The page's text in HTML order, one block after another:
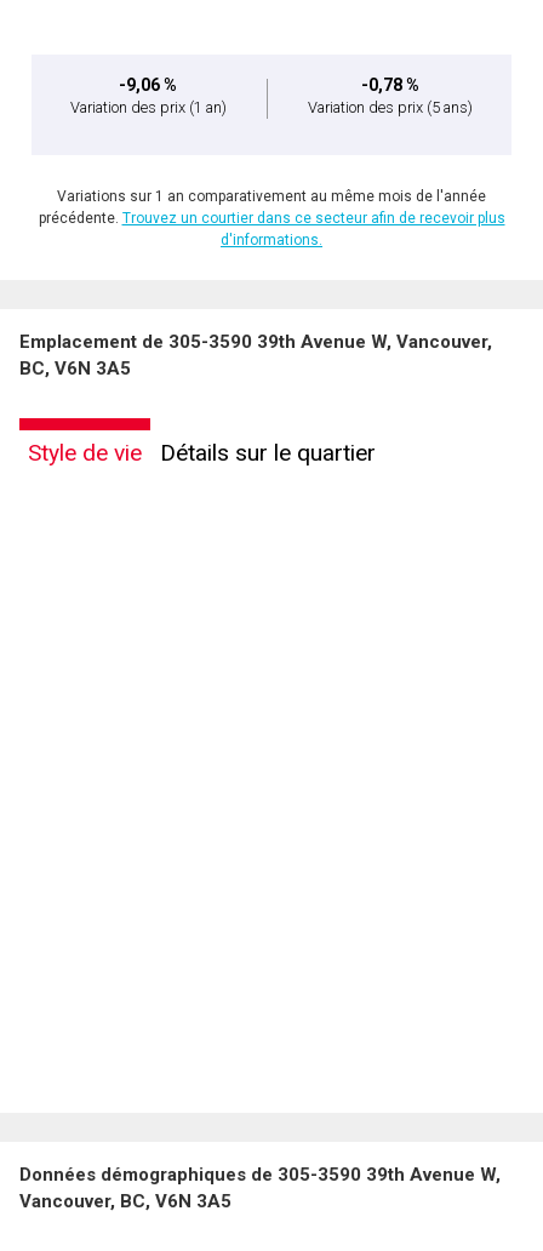
-9,06 %
Variation des prix (1 an)
-0,78 %
Variation des prix (5 ans)
Variations sur 1 an comparativement au même mois de l'année
précédente. Trouvez un courtier dans ce secteur afin de recevoir plus
d'informations.
Emplacement de 305-3590 39th Avenue W, Vancouver,
BC, V6N 3A5
Style de vie Détails sur le quartier
Données démographiques de 305-3590 39th Avenue W,
Vancouver, BC, V6N 3A5